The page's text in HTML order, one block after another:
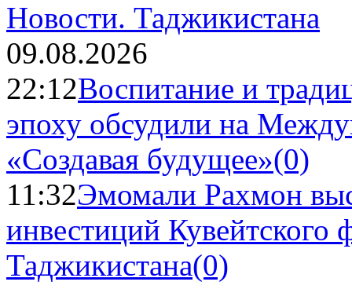
Новости. Таджикистана
09.08.2026
22:12Воспитание и
эпоху обсудили на
«Создавая будущее»(0)
11:32Эмомали Рахмон
инвестиций Кувейтского
Таджикистана(0)